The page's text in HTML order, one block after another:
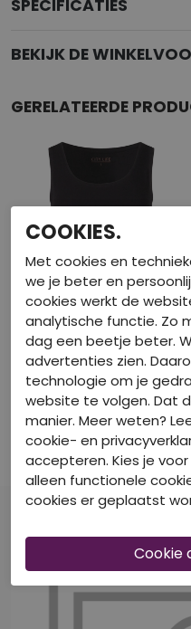
SPECIFICATIES
BEKIJK DE
GERELATEERDE
Basis
CITYLIFE
Z10633/206022A zwart
Singlets
€ 7,99
COOKIES.
Met cookies en
we je beter en
cookies werkt de
analytische functie. Zo
dag een beetje beter.
advertenties zien.
technologie om je
website te volgen. Dat
manier. Meer weten?
cookie- en
accepteren. Kies je voor
alleen functionele
cookies er geplaatst